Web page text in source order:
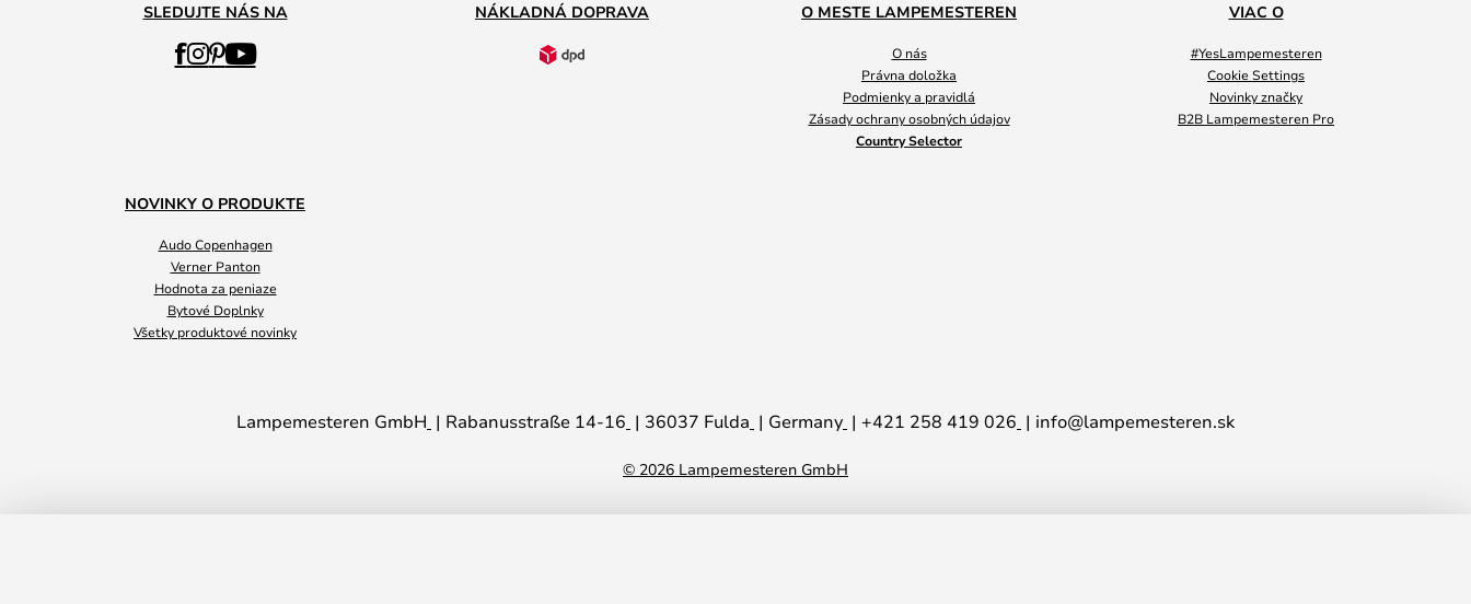
SLEDUJTE NÁS NA NÁKLADNÁ DOPRAVA O MESTE LAMPEMESTEREN
O nás
Právna doložka
Podmienky a pravidlá
Zásady ochrany osobných údajov
Country Selector
VIAC O
#YesLampemesteren
Cookie Settings
Novinky značky
B2B Lampemesteren Pro
NOVINKY O PRODUKTE
Audo Copenhagen
Verner Panton
Hodnota za peniaze
Bytové Doplnky
Všetky produktové novinky
Lampemesteren GmbH Rabanusstraße 14-16 36037 Fulda Germany +421 258 419 026 info@lampemesteren.sk
© 2026 Lampemesteren GmbH